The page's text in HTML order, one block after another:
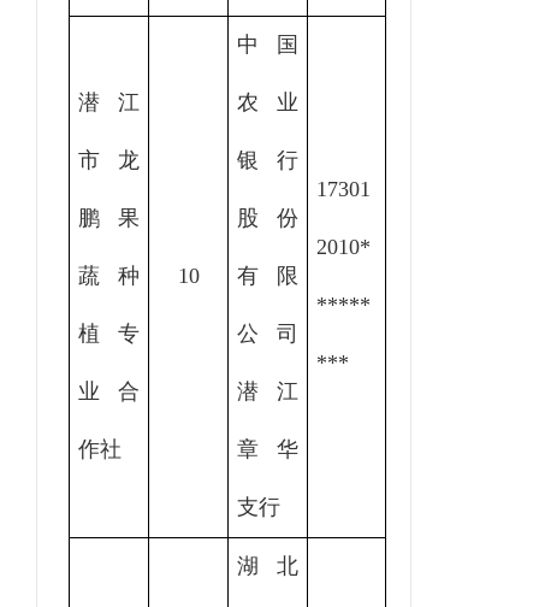
潜江
市龙
鹏果
蔬种
植专
业合
作社
10
中国
农业
银行
股份
有限
公司
潜江
章华
支行
17301
2010*
*****
***
湖北